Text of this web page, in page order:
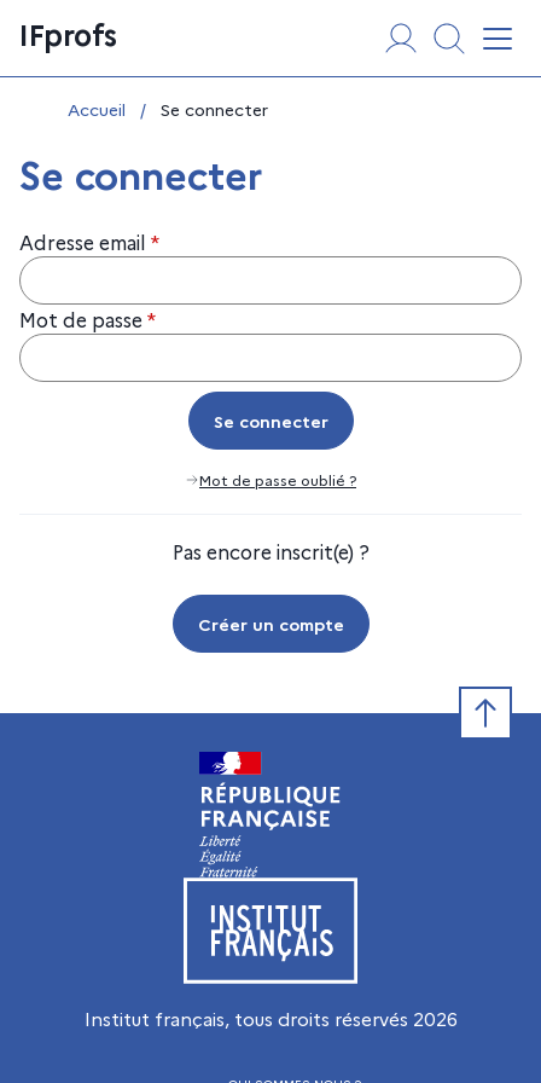
au
contenu
IFprofs
Vous êtes ici :
Accueil / Se connecter
Se connecter
Adresse email *
Mot de passe *
Se connecter
Se connecter
Mot de passe oublié ?
Pas encore inscrit(e) ?
Créer un compte
Visiter le site de l’Institut français
Institut français, tous droits réservés 2026